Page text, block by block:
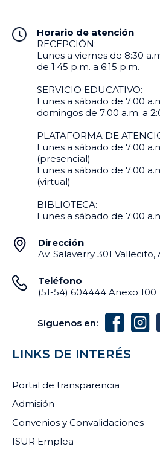
Horario de atención
RECEPCIÓN:
Lunes a viernes de 8:30
de 1:45 p.m. a 6:15 p.m.
SERVICIO EDUCATIVO:
Lunes a sábado de 7:00
domingos de 7:00 a.m. a
PLATAFORMA DE
Lunes a sábado de 7:00
(presencial)
Lunes a sábado de 7:00
(virtual)
BIBLIOTECA:
Lunes a sábado de 7:00
Dirección
Av. Salaverry 301
Teléfono
(51-54) 604444 Anexo 100
Síguenos en:
LINKS DE INTERÉS
Portal de transparencia
Admisión
Convenios y Convalidaciones
ISUR Emplea